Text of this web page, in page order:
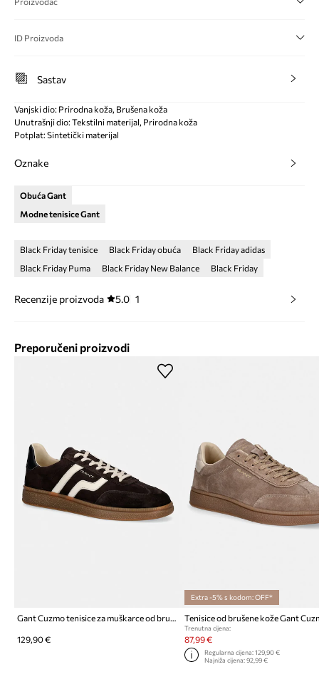
ID Proizvoda
Sastav
Vanjski dio: Prirodna koža, Brušena koža
Unutrašnji dio: Tekstilni materijal, Prirodna koža
Potplat: Sintetički materijal
Oznake
Obuća Gant
Modne tenisice Gant
Black Friday tenisice Black Friday obuća
Black Friday adidas
Black Friday Puma
Black Friday New Balance Black Friday
Recenzije proizvoda 5.0 1
Preporučeni proizvodi
Gant Cuzmo tenisice za muškarce od brušene kože
129,90 €
Extra -5% s kodom: OFF*
Tenisice od brušene kože Gant
Trenutna cijena:
87,99 €
Regularna cijena: 129,90 €
Najniža cijena: 92,99 €